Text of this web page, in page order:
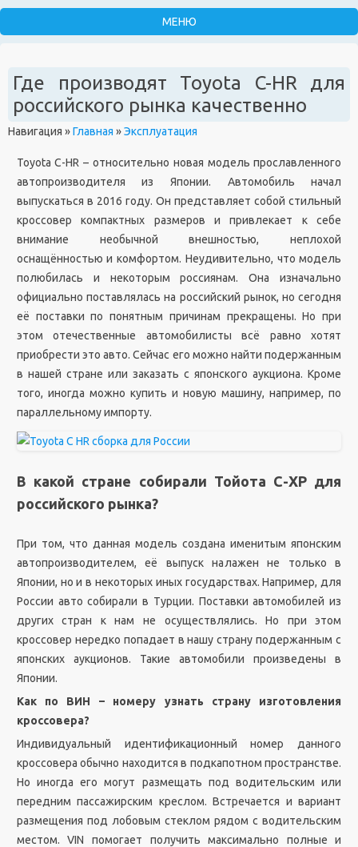
Где производят Toyota C-HR для
российского рынка качественно
Навигация »Главная »Эксплуатация
Toyota C-HR – относительно новая модель прославленного
автопроизводителя из Японии. Автомобиль начал
выпускаться в 2016 году. Он представляет собой стильный
кроссовер компактных размеров и привлекает к себе
внимание необычной внешностью, неплохой
оснащённостью и комфортом. Неудивительно, что модель
полюбилась и некоторым россиянам. Она изначально
официально поставлялась на российский рынок, но сегодня
её поставки по понятным причинам прекращены. Но при
этом отечественные автомобилисты всё равно хотят
приобрести это авто. Сейчас его можно найти подержанным
в нашей стране или заказать с японского аукциона. Кроме
того, иногда можно купить и новую машину, например, по
параллельному импорту.
В какой стране собирали Тойота С-ХР для
российского рынка?
При том, что данная модель создана именитым японским
автопроизводителем, её выпуск налажен не только в
Японии, но и в некоторых иных государствах. Например, для
России авто собирали в Турции. Поставки автомобилей из
других стран к нам не осуществлялись. Но при этом
кроссовер нередко попадает в нашу страну подержанным с
японских аукционов. Такие автомобили произведены в
Японии.
Как по ВИН – номеру узнать страну изготовления
кроссовера?
Индивидуальный идентификационный номер данного
кроссовера обычно находится в подкапотном пространстве.
Но иногда его могут размещать под водительским или
передним пассажирским креслом. Встречается и вариант
размещения под лобовым стеклом рядом с водительским
местом. VIN помогает получить максимально полные и